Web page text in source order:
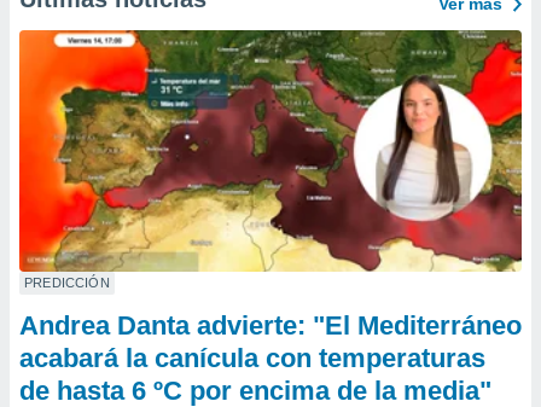
PREDICCIÓN
Andrea Danta advierte: "El Mediterráneo
acabará la canícula con temperaturas
de hasta 6 ºC por encima de la media"